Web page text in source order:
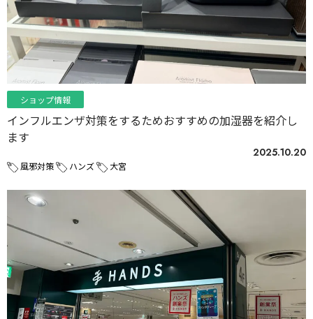
ショップ情報
インフルエンザ対策をするためおすすめの加湿器を紹介し
ます
2025.10.20
風邪対策 ハンズ 大宮